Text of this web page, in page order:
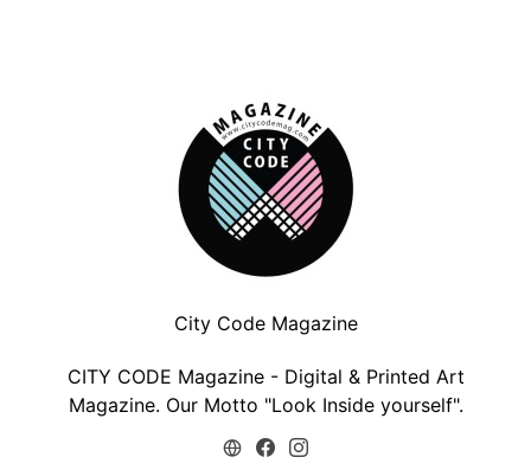
City Code Magazine
CITY CODE Magazine - Digital & Printed Art
Magazine. Our Motto "Look Inside yourself".